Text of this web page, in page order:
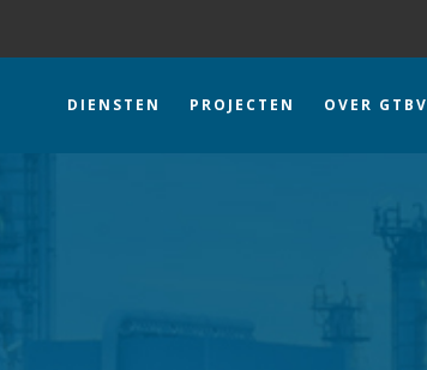
DIENSTEN PROJECTEN OVER GTBV